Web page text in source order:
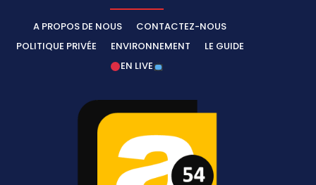
A PROPOS DE NOUS
CONTACTEZ-NOUS
POLITIQUE PRIVÉE
ENVIRONNEMENT
LE GUIDE
EN LIVE